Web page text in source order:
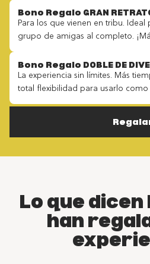
Bono Regalo GRAN
Para los que vienen en tribu.
grupo de amigas al completo.
Bono Regalo DOBLE DE
La experiencia sin límites. Más
total flexibilidad para usarlo como
Lo que dicen
han